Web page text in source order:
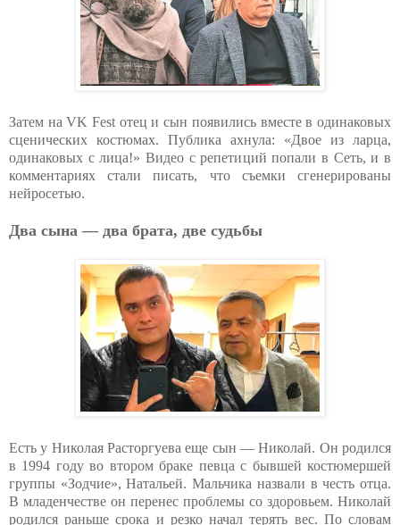
Затем на VK Fest отец и сын появились вместе в одинаковых
сценических костюмах. Публика ахнула: «Двое из ларца,
одинаковых с лица!» Видео с репетиций попали в Сеть, и в
комментариях стали писать, что съемки сгенерированы
нейросетью.
Два сына — два брата, две судьбы
Есть у Николая Расторгуева еще сын — Николай. Он родился
в 1994 году во втором браке певца с бывшей костюмершей
группы «Зодчие», Натальей. Мальчика назвали в честь отца.
В младенчестве он перенес проблемы со здоровьем. Николай
родился раньше срока и резко начал терять вес. По словам